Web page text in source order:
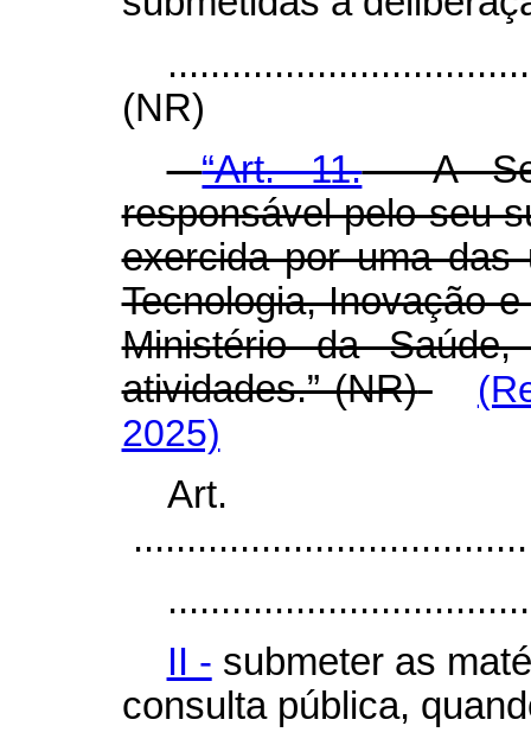
(NR)
“Art. 11.A
responsável pelo seu
exercida por uma das
Tecnologia, Inovação
Ministério da
atividades.” (NR)
2025)
II - submeter as
consulta pública,